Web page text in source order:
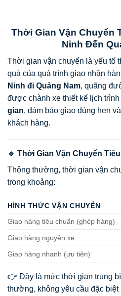
Thời Gian Vận Chuyển
Ninh Đến
Thời gian vận chuyển là yếu tố
quả của quá trình giao nhận
Ninh đi Quảng Nam, quãng
được chành xe thiết kế lịch
gian, đảm bảo giao đúng hẹn
khách hàng.
🔹 Thời Gian Vận Chuyển
Thông thường, thời gian vận
trong khoảng:
HÌNH THỨC VẬN CHUYỂN
Giao hàng tiêu chuẩn (ghép hàng)
Giao hàng nguyên xe
Giao hàng nhanh (ưu tiên)
👉 Đây là mức thời gian trung
thường, không yêu cầu đặc biệt